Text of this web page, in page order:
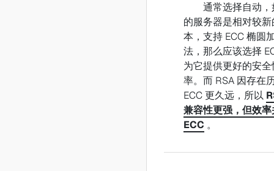
通常选择自动
的服务器是相对较
本，支持 ECC 椭圆
法，那么应该选择
为它提供更好的安
率。而 RSA 因存在
ECC 更久远，所以
兼容性更强，但效
ECC 。